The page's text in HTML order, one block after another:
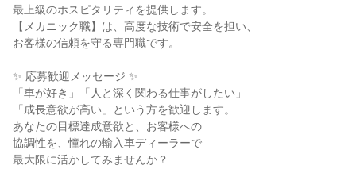
最上級のホスピタリティを提供します。
【メカニック職】は、高度な技術で安全を担い、
お客様の信頼を守る専門職です。
✨ 応募歓迎メッセージ ✨
「車が好き」「人と深く関わる仕事がしたい」
「成長意欲が高い」という方を歓迎します。
あなたの目標達成意欲と、お客様への
協調性を、憧れの輸入車ディーラーで
最大限に活かしてみませんか？